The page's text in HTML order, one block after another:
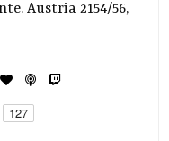
Austria 2154/56,